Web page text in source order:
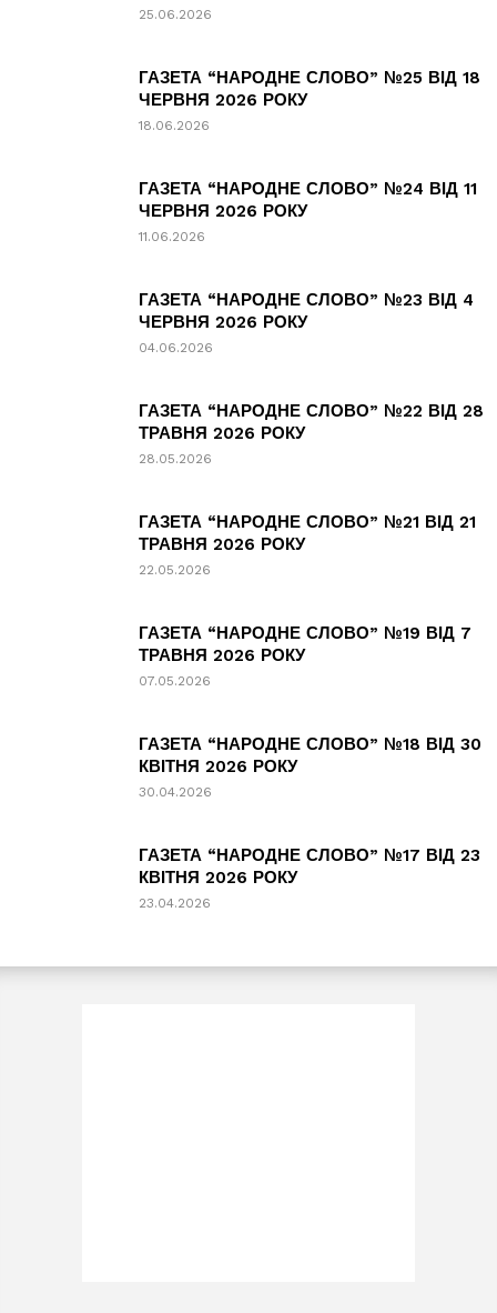
25.06.2026
ГАЗЕТА “НАРОДНЕ СЛОВО” №25 ВІД 18
ЧЕРВНЯ 2026 РОКУ
18.06.2026
ГАЗЕТА “НАРОДНЕ СЛОВО” №24 ВІД 11
ЧЕРВНЯ 2026 РОКУ
11.06.2026
ГАЗЕТА “НАРОДНЕ СЛОВО” №23 ВІД 4
ЧЕРВНЯ 2026 РОКУ
04.06.2026
ГАЗЕТА “НАРОДНЕ СЛОВО” №22 ВІД 28
ТРАВНЯ 2026 РОКУ
28.05.2026
ГАЗЕТА “НАРОДНЕ СЛОВО” №21 ВІД 21
ТРАВНЯ 2026 РОКУ
22.05.2026
ГАЗЕТА “НАРОДНЕ СЛОВО” №19 ВІД 7
ТРАВНЯ 2026 РОКУ
07.05.2026
ГАЗЕТА “НАРОДНЕ СЛОВО” №18 ВІД 30
КВІТНЯ 2026 РОКУ
30.04.2026
ГАЗЕТА “НАРОДНЕ СЛОВО” №17 ВІД 23
КВІТНЯ 2026 РОКУ
23.04.2026